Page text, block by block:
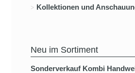
Kollektionen und
Neu im Sortiment
Sonderverkauf Kombi